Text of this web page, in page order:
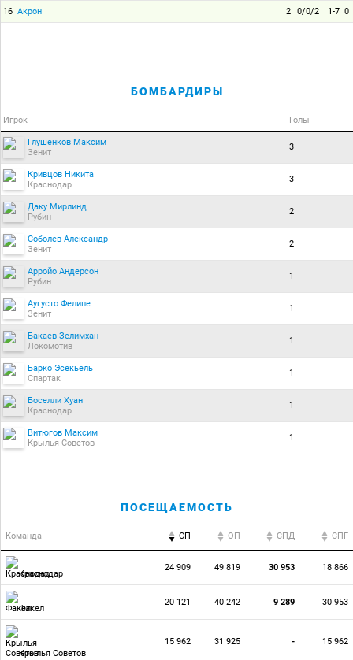
16 Акрон 2 0/0/2 1-7 0
БОМБАРДИРЫ
Игрок Голы
Глушенков Максим
Зенит
3
Кривцов Никита
Краснодар
3
Даку Мирлинд
Рубин
2
Соболев Александр
Зенит
2
Арройо Андерсон
Рубин
1
Аугусто Фелипе
Зенит
1
Бакаев Зелимхан
Локомотив
1
Барко Эсекьель
Спартак
1
Боселли Хуан
Краснодар
1
Витюгов Максим
Крылья Советов
1
ПОСЕЩАЕМОСТЬ
Команда СП ОП CПД CПГ
Краснодар
24 909 49 819 30 953 18 866
Факел
20 121 40 242 9 289 30 953
Крылья Советов
15 962 31 925 - 15 962